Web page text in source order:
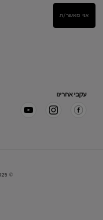
אני מאשר/ת
עקבי אחרינו
© Lancôme 2025